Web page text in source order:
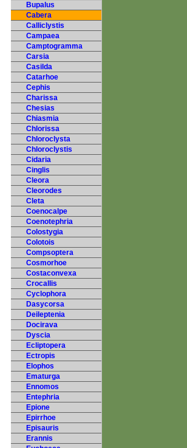
Bupalus
Cabera
Calliclystis
Campaea
Camptogramma
Carsia
Casilda
Catarhoe
Cephis
Charissa
Chesias
Chiasmia
Chlorissa
Chloroclysta
Chloroclystis
Cidaria
Cinglis
Cleora
Cleorodes
Cleta
Coenocalpe
Coenotephria
Colostygia
Colotois
Compsoptera
Cosmorhoe
Costaconvexa
Crocallis
Cyclophora
Dasycorsa
Deileptenia
Docirava
Dyscia
Ecliptopera
Ectropis
Elophos
Ematurga
Ennomos
Entephria
Epione
Epirrhoe
Episauris
Erannis